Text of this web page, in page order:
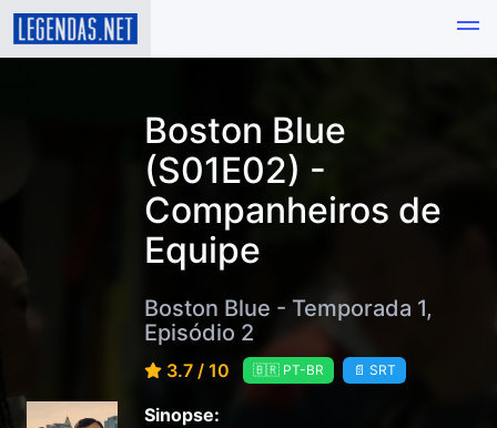
Boston Blue
(S01E02) -
Companheiros de
Equipe
Boston Blue - Temporada 1,
Episódio 2
3.7 / 10 🇧🇷 PT-BR 📄 SRT
Sinopse: